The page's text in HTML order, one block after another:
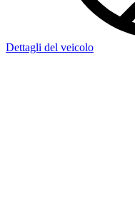
Dettagli del veicolo